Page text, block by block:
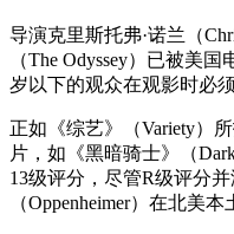
导演克里斯托弗·诺兰（
（The Odyssey）已被美
岁以下的观众在观影时必
正如《综艺》（Variety）
片，如《黑暗骑士》（
13级评分，尽管R级评分
（Oppenheimer）在北美